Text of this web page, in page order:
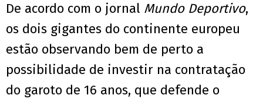
De acordo com o jornal Mundo Deportivo,
os dois gigantes do continente europeu
estão observando bem de perto a
possibilidade de investir na contratação
do garoto de 16 anos, que defende o